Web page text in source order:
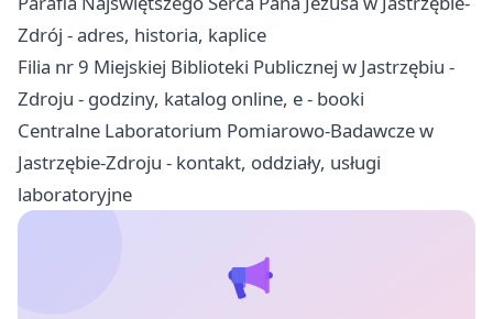
Zdrój - adres, historia, kaplice
Filia nr 9 Miejskiej Biblioteki Publicznej w Jastrzębiu -
Zdroju - godziny, katalog online, e - booki
Centralne Laboratorium Pomiarowo-Badawcze w
Jastrzębie-Zdroju - kontakt, oddziały, usługi
laboratoryjne